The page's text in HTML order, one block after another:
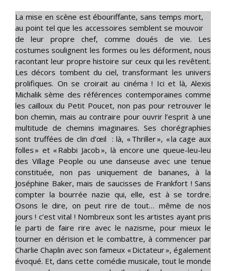
La mise en scène est ébouriffante, sans temps mort,
au point tel que les accessoires semblent se mouvoir
de leur propre chef, comme doués de vie. Les
costumes soulignent les formes ou les déforment, nous
racontant leur propre histoire sur ceux qui les revêtent.
Les décors tombent du ciel, transformant les univers
prolifiques. On se croirait au cinéma ! Ici et là, Alexis
Michalik sème des références contemporaines comme
les cailloux du Petit Poucet, non pas pour retrouver le
bon chemin, mais au contraire pour ouvrir l’esprit à une
multitude de chemins imaginaires. Ses chorégraphies
sont truffées de clin d’œil : là, « Thriller », « la cage aux
folles » et « Rabbi Jacob », là encore une queue-leu-leu
des Village People ou une danseuse avec une tenue
constituée, non pas uniquement de bananes, à la
Joséphine Baker, mais de saucisses de Frankfort ! Sans
compter la bourrée nazie qui, elle, est à se tordre.
Osons le dire, on peut rire de tout… même de nos
jours ! c’est vital ! Nombreux sont les artistes ayant pris
le parti de faire rire avec le nazisme, pour mieux le
tourner en dérision et le combattre, à commencer par
Charlie Chaplin avec son fameux « Dictateur », également
évoqué. Et, dans cette comédie musicale, tout le monde